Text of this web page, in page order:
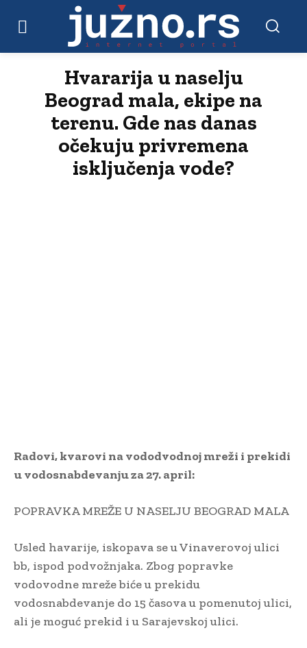
Hvararija u naselju
Beograd mala, ekipe na
terenu. Gde nas danas
očekuju privremena
isključenja vode?
Radovi, kvarovi na vododvodnoj mreži i prekidi
u vodosnabdevanju za 27. april:
POPRAVKA MREŽE U NASELJU BEOGRAD MALA
Usled havarije, iskopava se u Vinaverovoj ulici
bb, ispod podvožnjaka. Zbog popravke
vodovodne mreže biće u prekidu
vodosnabdevanje do 15 časova u pomenutoj ulici,
ali je moguć prekid i u Sarajevskoj ulici.